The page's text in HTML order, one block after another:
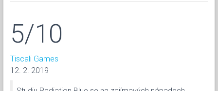
5/10
Tiscali Games
12. 2. 2019